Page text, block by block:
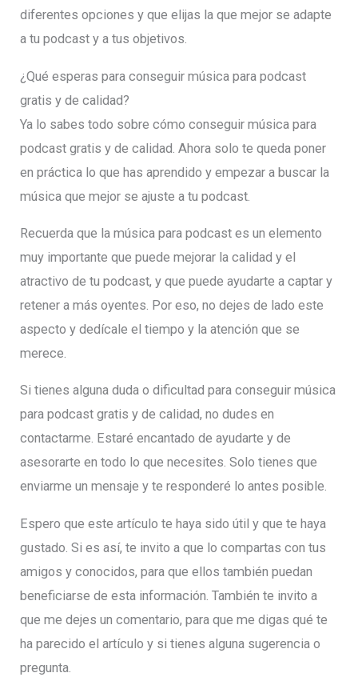
diferentes opciones y que elijas la que mejor se adapte
a tu podcast y a tus objetivos.
¿Qué esperas para conseguir música para podcast
gratis y de calidad?
Ya lo sabes todo sobre cómo conseguir música para
podcast gratis y de calidad. Ahora solo te queda poner
en práctica lo que has aprendido y empezar a buscar la
música que mejor se ajuste a tu podcast.
Recuerda que la música para podcast es un elemento
muy importante que puede mejorar la calidad y el
atractivo de tu podcast, y que puede ayudarte a captar y
retener a más oyentes. Por eso, no dejes de lado este
aspecto y dedícale el tiempo y la atención que se
merece.
Si tienes alguna duda o dificultad para conseguir música
para podcast gratis y de calidad, no dudes en
contactarme. Estaré encantado de ayudarte y de
asesorarte en todo lo que necesites. Solo tienes que
enviarme un mensaje y te responderé lo antes posible.
Espero que este artículo te haya sido útil y que te haya
gustado. Si es así, te invito a que lo compartas con tus
amigos y conocidos, para que ellos también puedan
beneficiarse de esta información. También te invito a
que me dejes un comentario, para que me digas qué te
ha parecido el artículo y si tienes alguna sugerencia o
pregunta.